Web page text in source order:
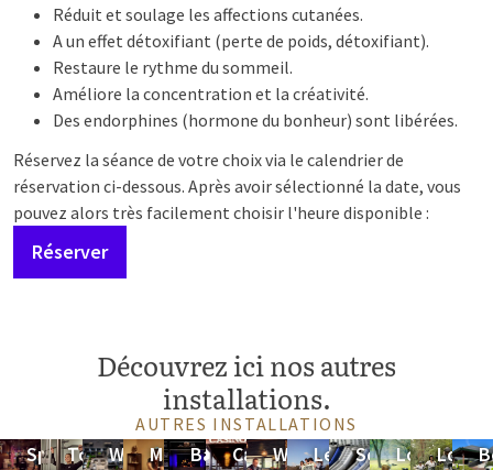
Réduit et soulage les affections cutanées.
A un effet détoxifiant (perte de poids, détoxifiant).
Restaure le rythme du sommeil.
Améliore la concentration et la créativité.
Des endorphines (hormone du bonheur) sont libérées.
Réservez la séance de votre choix via le calendrier de
réservation ci-dessous. Après avoir sélectionné la date, vous
pouvez alors très facilement choisir l'heure disponible :
Réserver
Découvrez ici nos autres
installations.
AUTRES INSTALLATIONS
SpareToucanWellnessMassage
Bar deCasinoWifi Le
Service de
Location
Louer